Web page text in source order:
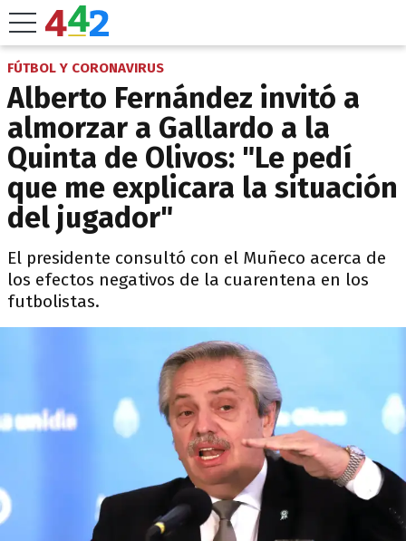
FÚTBOL Y CORONAVIRUS
Alberto Fernández invitó a
almorzar a Gallardo a la
Quinta de Olivos: "Le pedí
que me explicara la situación
del jugador"
El presidente consultó con el Muñeco acerca de
los efectos negativos de la cuarentena en los
futbolistas.